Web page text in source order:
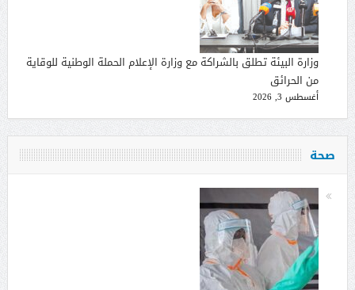
وزارة البيئة تطلق بالشراكة مع وزارة الإعلام الحملة الوطنية للوقاية
من الحرائق
أغسطس 3, 2026
صحة